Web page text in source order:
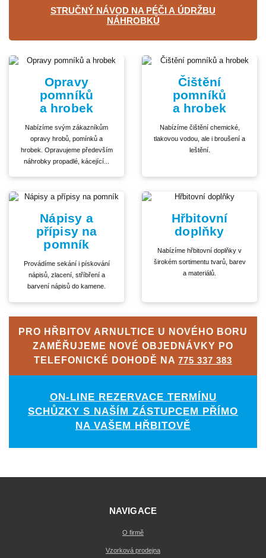
STRUČNÝ NÁVOD NA PÉČI A ÚDRŽBU
NÁHROBKŮ
Opravy
pomníků
a hrobek
Nabízíme svým zákazníkům
opravy hrobů, pomínků a
hrobek. Opravujeme především
náhrobky propadlé, kácející...
Čištění
pomníků
a hrobek
Nabízíme čištění chemické,
tlakovou vodou, ale i broušení a
leštění.
Nápisy a
přípisy na
pomník
Provádíme sekání i pískování
nápisů, zlacení, stříbření a
barvení nápisů do kamene.
Hřbitovní
doplňky
Nabízíme hřbitovní doplňky v
širokém sortimentu tvarů, barev
a materiálů.
PRO HŘBITOV ARNULTICE U NOVÉHO BORU
ZAMĚŘUJEME NOVÉ OBJEDNÁVKY PO
TELEFONICKÉ DOHODĚ NA 775 337 383
ON-LINE REZERVACE TERMÍNU
SCHŮZKY S NAŠÍM ZÁSTUPCEM PŘÍMO
NA VAŠEM HŘBITOVĚ
NAVIGACE
O firmě
Vzorková prodejna